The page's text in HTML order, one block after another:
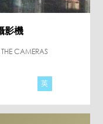
影機
CAMERAS
英